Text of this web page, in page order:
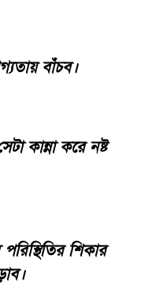
বাঁচব।
কান্না করে নষ্ট
শিকার